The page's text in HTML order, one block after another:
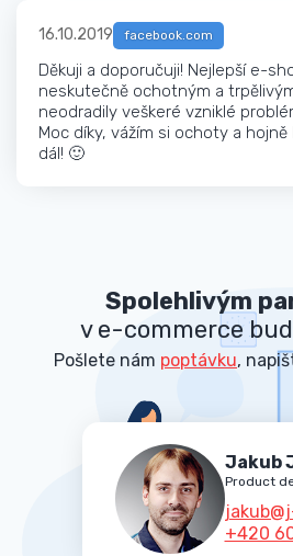
16.10.2019 facebook.com
Děkuji a doporučuji! Nejlepší e-
neskutečně ochotným a
neodradily veškeré vzniklé
Moc díky, vážím si ochoty a
dál! 🙂
Spolehlivým
v e-commerce
Pošlete nám poptávku,
Jakub
Product
+420